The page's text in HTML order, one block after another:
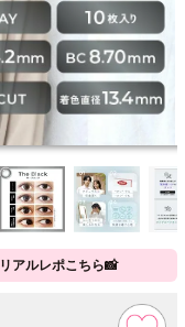
リアルレポこちら📸